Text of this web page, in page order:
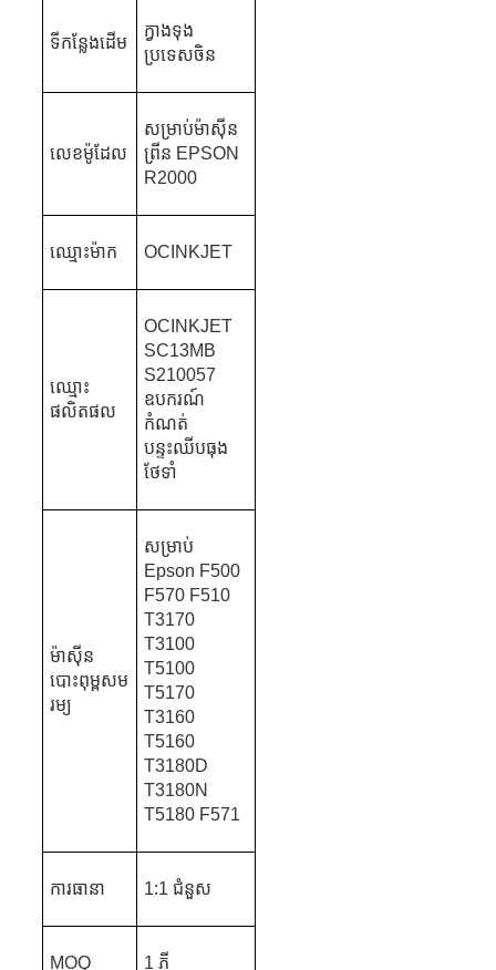
ទីកន្លែងដើម
ក្វាងទុង
ប្រទេសចិន
លេខម៉ូដែល
សម្រាប់ម៉ាស៊ីន
ព្រីន EPSON
R2000
ឈ្មោះម៉ាក OCINKJET
ឈ្មោះ
ផលិតផល
OCINKJET
SC13MB
S210057
ឧបករណ៍
កំណត់
បន្ទះឈីបធុង
ថែទាំ
ម៉ាស៊ីន
បោះពុម្ពសម
រម្យ
សម្រាប់
Epson F500
F570 F510
T3170
T3100
T5100
T5170
T3160
T5160
T3180D
T3180N
T5180 F571
ការធានា 1:1 ជំនួស
MOQ 1 ភី